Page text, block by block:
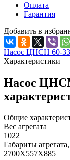
Оплата
Гарантия
Добавить в
Насос ЦНСН 60-
Характеристики
Насос
Общие
Вес агрегата
1022
Габариты
2700Х557Х885